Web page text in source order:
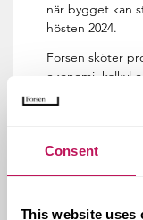
Consent
This website uses
när bygget kan
hösten 2024.
Forsen sköter
ekonomi, kalkyl
Lokalfastigheter
Forsens